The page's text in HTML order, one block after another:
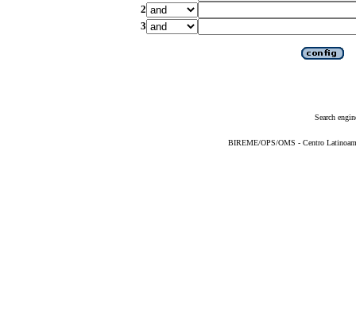
2
3
Search
BIREME/OPS/OMS - Centro